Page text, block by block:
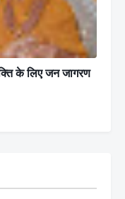
के लिए जन जागरण